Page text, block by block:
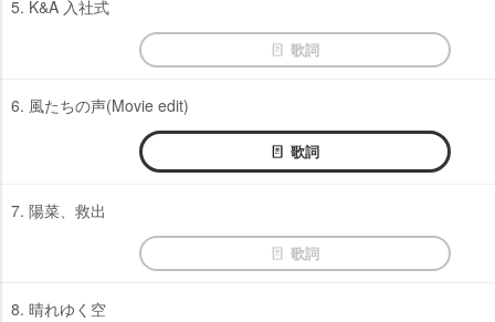
5. K&A 入社式
歌詞
6. 風たちの声(Movie edit)
歌詞
7. 陽菜、救出
歌詞
8. 晴れゆく空